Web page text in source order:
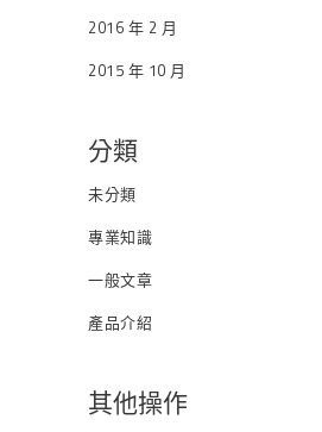
2016 年 2 月
2015 年 10 月
分類
未分類
專業知識
一般文章
產品介紹
其他操作